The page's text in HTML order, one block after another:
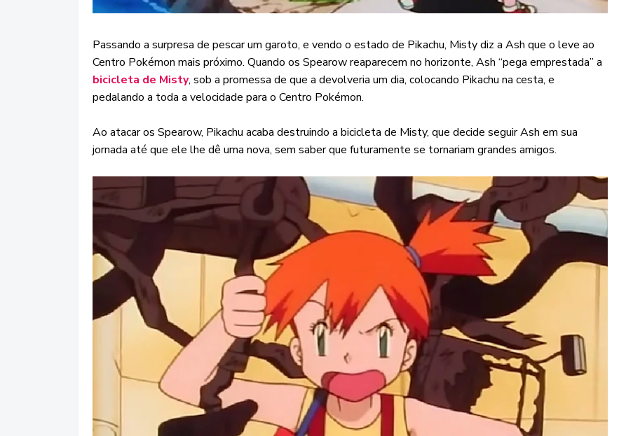
Passando a surpresa de pescar um garoto, e vendo o estado de Pikachu, Misty diz a Ash que o leve ao
Centro Pokémon mais próximo. Quando os Spearow reaparecem no horizonte, Ash “pega emprestada” a
bicicleta de Misty, sob a promessa de que a devolveria um dia, colocando Pikachu na cesta, e
pedalando a toda a velocidade para o Centro Pokémon.
Ao atacar os Spearow, Pikachu acaba destruindo a bicicleta de Misty, que decide seguir Ash em sua
jornada até que ele lhe dê uma nova, sem saber que futuramente se tornariam grandes amigos.